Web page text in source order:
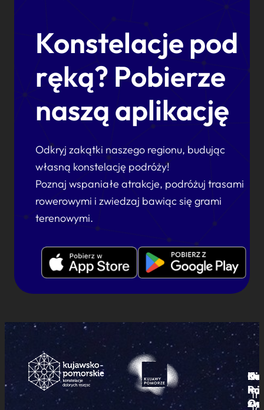
Konstelacje pod
ręką? Pobierze
naszą aplikację
Odkryj zakątki naszego regionu, budując
własną konstelację podróży!
Poznaj wspaniałe atrakcje, podróżuj trasami
rowerowymi i zwiedzaj bawiąc się grami
terenowymi.
i